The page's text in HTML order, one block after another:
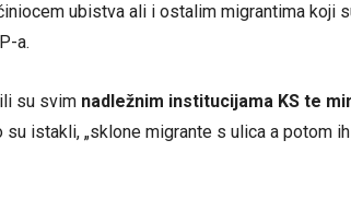
ubistva ali i ostalim migrantima koji
a.
su svim nadležnim institucijama KS te
su istakli, „sklone migrante s ulica a potom